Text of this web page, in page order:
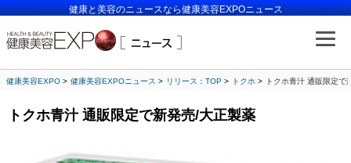
健康と美容のニュースなら健康美容EXPOニュース
健康美容EXPO 健康美容EXPOニュース リリース：TOP トクホ トクホ青汁 通販限定で
トクホ青汁 通販限定で新発売/大正製薬